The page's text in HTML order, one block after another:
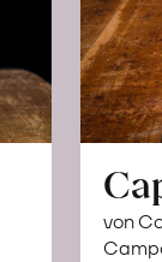
von